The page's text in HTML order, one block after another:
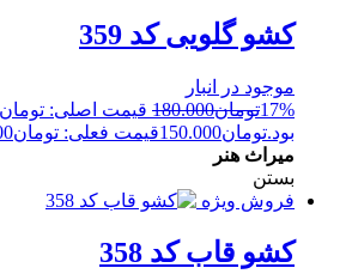
کشو گلویی کد 359
موجود در انبار
17%تومان180.000
بود.تومان150.000قیمت فعلی: تومان150.000.
میراث هنر
بستن
فروش ویژه
کشو قاب کد 358